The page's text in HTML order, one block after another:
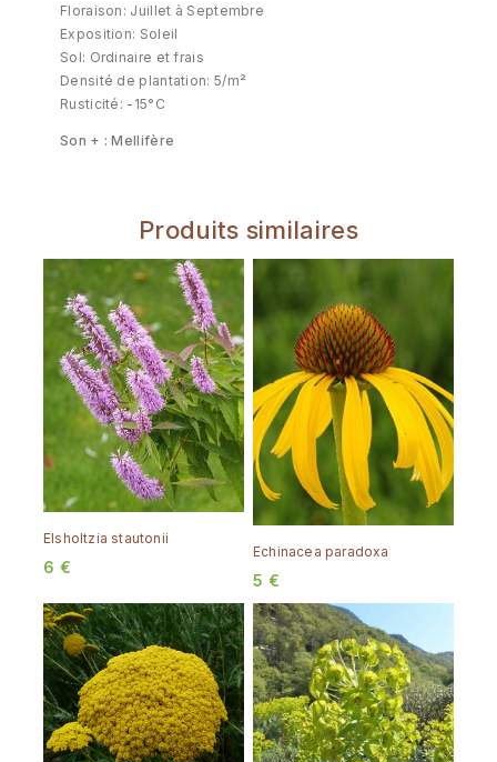
Floraison: Juillet à Septembre
Exposition: Soleil
Sol: Ordinaire et frais
Densité de plantation: 5/m²
Rusticité: -15°C
Son + : Mellifère
Produits similaires
Elsholtzia stautonii
6 €
Echinacea paradoxa
5 €